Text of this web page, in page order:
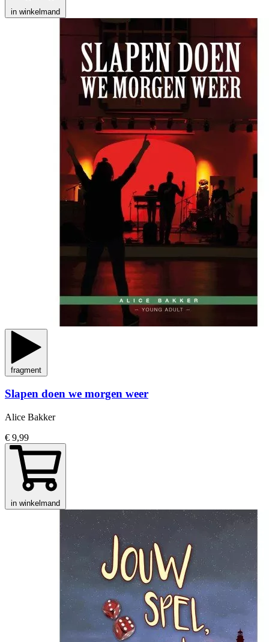
in winkelmand
fragment
Slapen doen we morgen weer
Alice Bakker
€ 9,99
in winkelmand